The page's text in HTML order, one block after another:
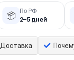
📦 По РФ
2–5 дней
Доставка